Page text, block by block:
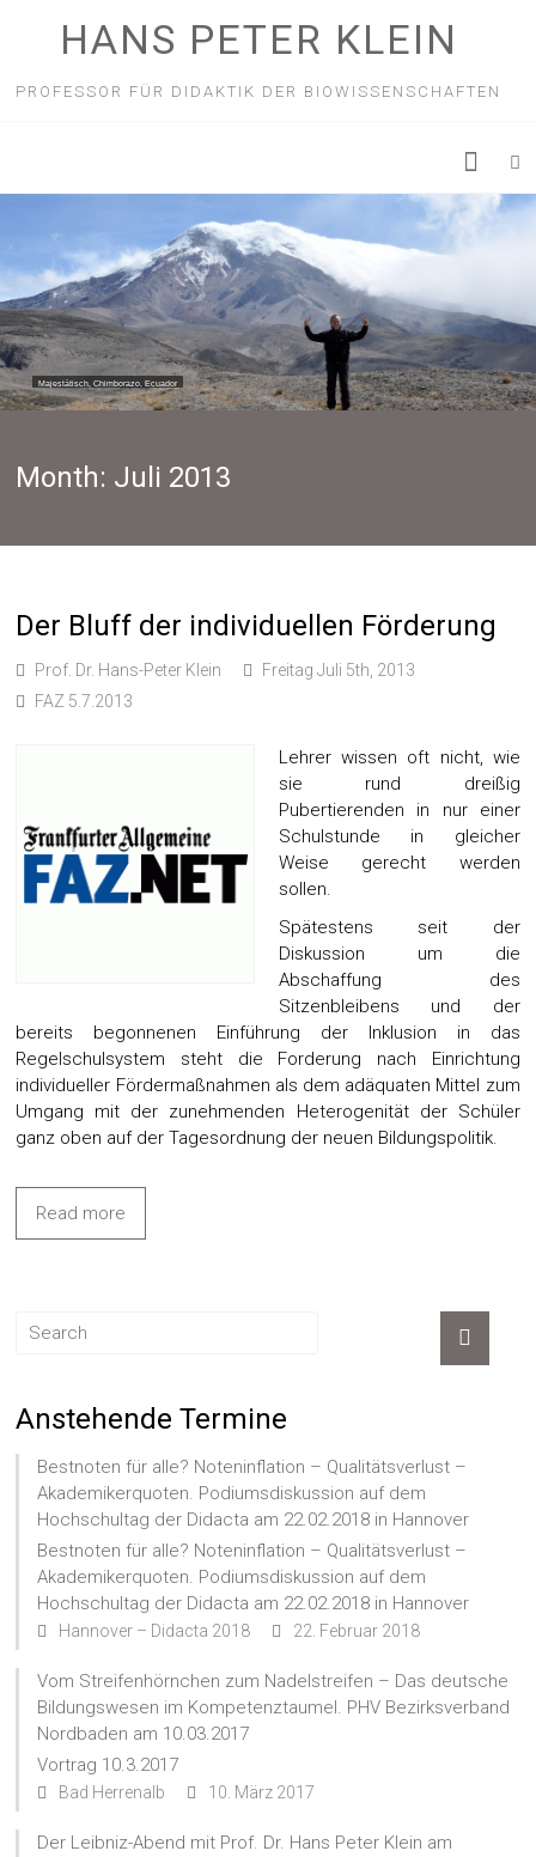
HANS PETER KLEIN
PROFESSOR FÜR DIDAKTIK DER BIOWISSENSCHAFTEN
Majestätisch, Chimborazo, Ecuador
Month: Juli 2013
Der Bluff der individuellen Förderung
Prof. Dr. Hans-Peter Klein
Freitag Juli 5th, 2013
FAZ 5.7.2013
Lehrer wissen oft nicht, wie
sie rund dreißig
Pubertierenden in nur einer
Schulstunde in gleicher
Weise gerecht werden
sollen.
Spätestens seit der
Diskussion um die
Abschaffung des
Sitzenbleibens und der
bereits begonnenen Einführung der Inklusion in das
Regelschulsystem steht die Forderung nach Einrichtung
individueller Fördermaßnahmen als dem adäquaten Mittel zum
Umgang mit der zunehmenden Heterogenität der Schüler
ganz oben auf der Tagesordnung der neuen Bildungspolitik.
Read more
Anstehende Termine
Bestnoten für alle? Noteninflation – Qualitätsverlust –
Akademikerquoten. Podiumsdiskussion auf dem
Hochschultag der Didacta am 22.02.2018 in Hannover
Bestnoten für alle? Noteninflation – Qualitätsverlust –
Akademikerquoten. Podiumsdiskussion auf dem
Hochschultag der Didacta am 22.02.2018 in Hannover
Hannover – Didacta 2018 22. Februar 2018
Vom Streifenhörnchen zum Nadelstreifen – Das deutsche
Bildungswesen im Kompetenztaumel. PHV Bezirksverband
Nordbaden am 10.03.2017
Vortrag 10.3.2017
Bad Herrenalb 10. März 2017
Der Leibniz-Abend mit Prof. Dr. Hans Peter Klein am